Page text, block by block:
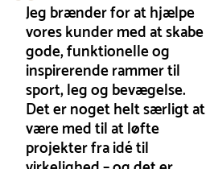
Jeg brænder for at hjælpe
vores kunder med at skabe
gode, funktionelle og
inspirerende rammer til
sport, leg og bevægelse.
Det er noget helt særligt at
være med til at løfte
projekter fra idé til